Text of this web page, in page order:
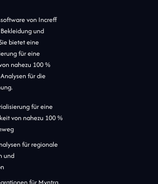
von Increff
und
bietet eine
für eine
nahezu 100 %
für die
für eine
von nahezu 100 %
für regionale
und